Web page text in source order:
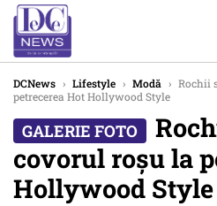
DCNews › Lifestyle › Modă › Rochii
petrecerea Hot Hollywood Style
covorul roşu la
Hollywood Style